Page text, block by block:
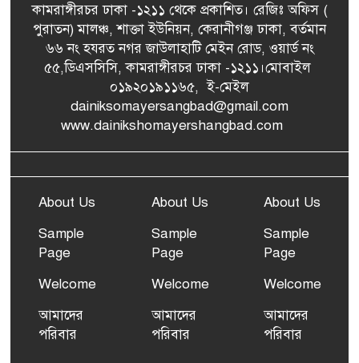
কামরাঙ্গীরচর ঢাকা -১২১১ থেকে প্রকাশিত। রেজিঃ অফিস (
পুরাতন) মালঞ্চ, শাক্তা ইউনিয়ন, কেরানীগঞ্জ ঢাকা, বর্তমান
৬৬ নং হযরত নগর জাউলাহাটি মেইন রোড, ওয়ার্ড নং
৫৫,ডিএসসিসি, কামরাঙ্গীরচর ঢাকা -১২১১।মোবাইল
০১৯২০১৯১১৬৫, ই-মেইল
dainiksomayersangbad@gmail.com
www.dainikshomayershangbad.com
About Us
Sample
Page
Welcome
আমাদের
পরিবার
About Us
Sample
Page
Welcome
আমাদের
পরিবার
About Us
Sample
Page
Welcome
আমাদের
পরিবার